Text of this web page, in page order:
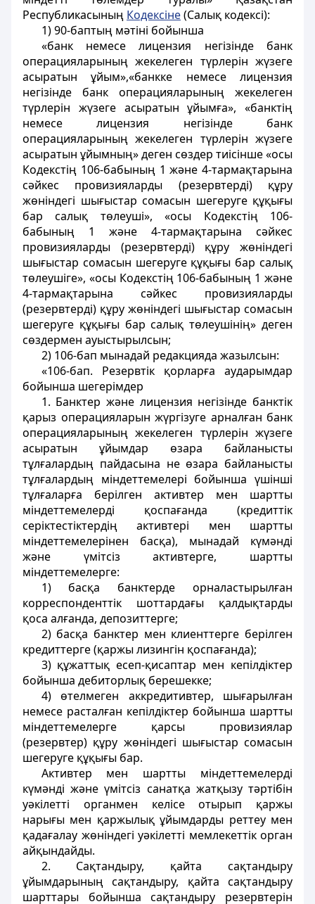
Республикасының Кодексіне(Салық кодексі):
1) 90-баптың мәтіні бойынша
«банк немесе лицензия негізінде банк
операцияларының жекелеген түрлерін жүзеге
асыратын ұйым»,«банкке немесе лицензия
негізінде банк операцияларының жекелеген
түрлерін жүзеге асыратын ұйымға», «банктің
немесе лицензия негізінде банк
операцияларының жекелеген түрлерін жүзеге
асыратын ұйымның» деген сөздер тиісінше «осы
Кодекстің 106-бабының 1 және 4-тармақтарына
сәйкес провизияларды (резервтерді) құру
жөніндегі шығыстар сомасын шегеруге құқығы
бар салық төлеуші», «осы Кодекстің 106-
бабының 1 және 4-тармақтарына сәйкес
провизияларды (резервтерді) құру жөніндегі
шығыстар сомасын шегеруге құқығы бар салық
төлеушіге», «осы Кодекстің 106-бабының 1 және
4-тармақтарына сәйкес провизияларды
(резервтерді) құру жөніндегі шығыстар сомасын
шегеруге құқығы бар салық төлеушінің» деген
сөздермен ауыстырылсын;
2) 106-бап мынадай редакцияда жазылсын:
«106-бап. Резервтік қорларға аударымдар
бойынша шегерімдер
1. Банктер және лицензия негізінде банктік
қарыз операцияларын жүргізуге арналған банк
операцияларының жекелеген түрлерін жүзеге
асыратын ұйымдар өзара байланысты
тұлғалардың пайдасына не өзара байланысты
тұлғалардың міндеттемелері бойынша үшінші
тұлғаларға берілген активтер мен шартты
міндеттемелерді қоспағанда (кредиттік
серіктестіктердің активтері мен шартты
міндеттемелерінен басқа), мынадай күмәнді
және үмітсіз активтерге, шартты
міндеттемелерге:
1) басқа банктерде орналастырылған
корреспонденттік шоттардағы қалдықтарды
қоса алғанда, депозиттерге;
2) басқа банктер мен клиенттерге берілген
кредиттерге (қаржы лизингін қоспағанда);
3) құжаттық есеп-қисаптар мен кепілдіктер
бойынша дебиторлық берешекке;
4) өтелмеген аккредитивтер, шығарылған
немесе расталған кепілдіктер бойынша шартты
міндеттемелерге қарсы провизиялар
(резервтер) құру жөніндегі шығыстар сомасын
шегеруге құқығы бар.
Активтер мен шартты міндеттемелерді
күмәнді және үмітсіз санатқа жатқызу тәртібін
уәкілетті органмен келісе отырып қаржы
нарығы мен қаржылық ұйымдарды реттеу мен
қадағалау жөніндегі уәкілетті мемлекеттік орган
айқындайды.
2. Сақтандыру, қайта сақтандыру
ұйымдарының сақтандыру, қайта сақтандыру
шарттары бойынша сақтандыру резервтерін